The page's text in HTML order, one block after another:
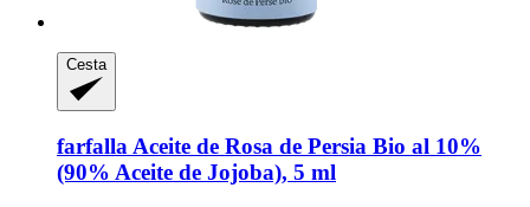
Cesta
farfalla Aceite de Rosa de Persia Bio al 10%
(90% Aceite de Jojoba), 5 ml